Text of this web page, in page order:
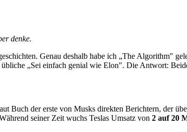
denke.
Genau deshalb habe ich „The Algorithm"
übliche „Sei einfach genial wie Elon". Die Antwort:
Buch der erste von Musks direkten Berichtern, der
seiner Zeit wuchs Teslas Umsatz von 2 auf 20